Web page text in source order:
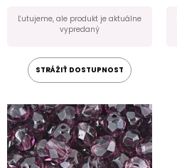
Ľutujeme, ale produkt je aktuálne
vypredaný
STRÁŽIŤ DOSTUPNOST